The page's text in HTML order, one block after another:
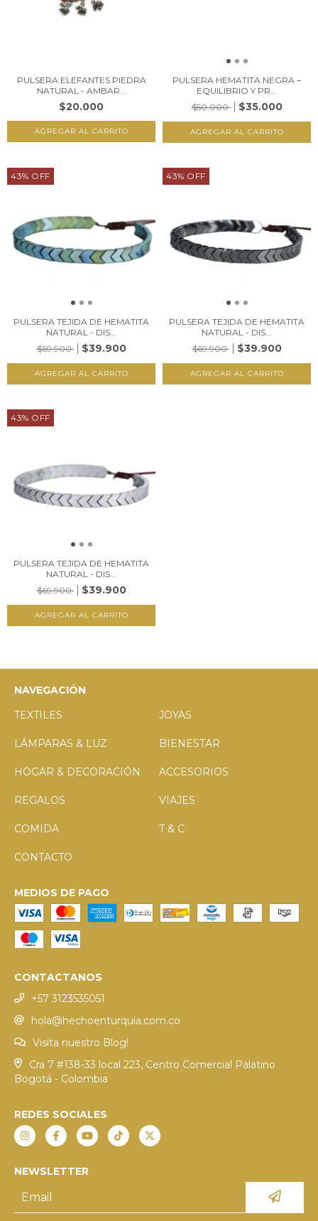
PULSERA ELEFANTES PIEDRA
NATURAL - AMBAR...
$20.000
PULSERA HEMATITA NEGRA –
EQUILIBRIO Y PR...
$50.000
$35.000
43% OFF
PULSERA TEJIDA DE HEMATITA
NATURAL - DIS...
$69.900
$39.900
43% OFF
PULSERA TEJIDA DE HEMATITA
NATURAL - DIS...
$69.900
$39.900
43% OFF
PULSERA TEJIDA DE HEMATITA
NATURAL - DIS...
$69.900
$39.900
NAVEGACIÓN
TEXTILES
JOYAS
LÁMPARAS & LUZ BIENESTAR
HOGAR & DECORACIÓN ACCESORIOS
REGALOS VIAJES
COMIDA T & C
CONTACTO
MEDIOS DE PAGO
CONTACTANOS
+57 3123535051
hola@hechoenturquia.com.co
Visita nuestro Blog!
Cra 7 #138-33 local 223, Centro Comercial Palatino
Bogotá - Colombia
REDES SOCIALES
NEWSLETTER